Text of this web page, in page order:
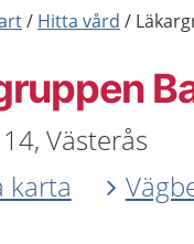
Hitta vård
Västerås
karta